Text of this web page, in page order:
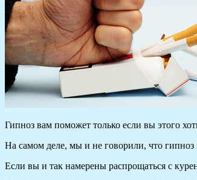
Гипноз вам поможет только если вы этого
На самом деле, мы и не говорили, что гипноз
Если вы и так намерены распрощаться с